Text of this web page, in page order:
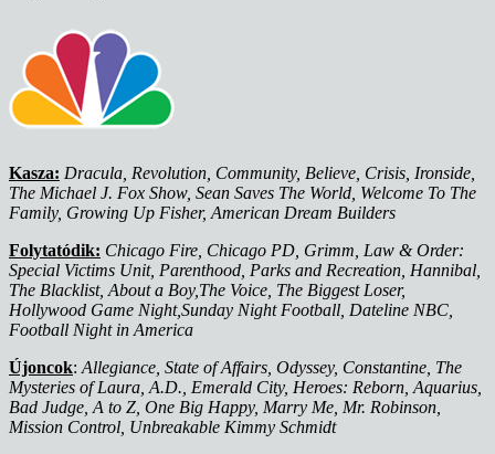
Kasza: Dracula, Revolution, Community, Believe, Crisis, Ironside,
The Michael J. Fox Show, Sean Saves The World, Welcome To The
Family, Growing Up Fisher, American Dream Builders
Folytatódik: Chicago Fire, Chicago PD, Grimm, Law & Order:
Special Victims Unit, Parenthood, Parks and Recreation, Hannibal,
The Blacklist, About a Boy,The Voice, The Biggest Loser,
Hollywood Game Night,Sunday Night Football, Dateline NBC,
Football Night in America
Újoncok: Allegiance, State of Affairs, Odyssey, Constantine, The
Mysteries of Laura, A.D., Emerald City, Heroes: Reborn, Aquarius,
Bad Judge, A to Z, One Big Happy, Marry Me, Mr. Robinson,
Mission Control, Unbreakable Kimmy Schmidt